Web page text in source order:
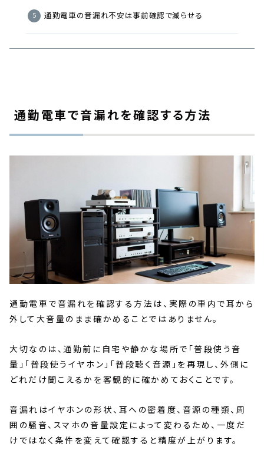
通勤電車の音漏れ不安は事前確認で減らせる
通勤電車で音漏れを確認する方法
通勤電車で音漏れを確認する方法は、実際の車内で耳から
外して大音量のまま確かめることではありません。
大切なのは、通勤前に自宅や静かな場所で「普段使う音
量」「普段使うイヤホン」「普段聴く音源」を再現し、外側に
どれだけ聞こえるかを客観的に確かめておくことです。
音漏れはイヤホンの形状、耳への密着度、音源の種類、周
囲の騒音、スマホの音量設定によって変わるため、一度だ
けではなく条件を変えて確認すると精度が上がります。